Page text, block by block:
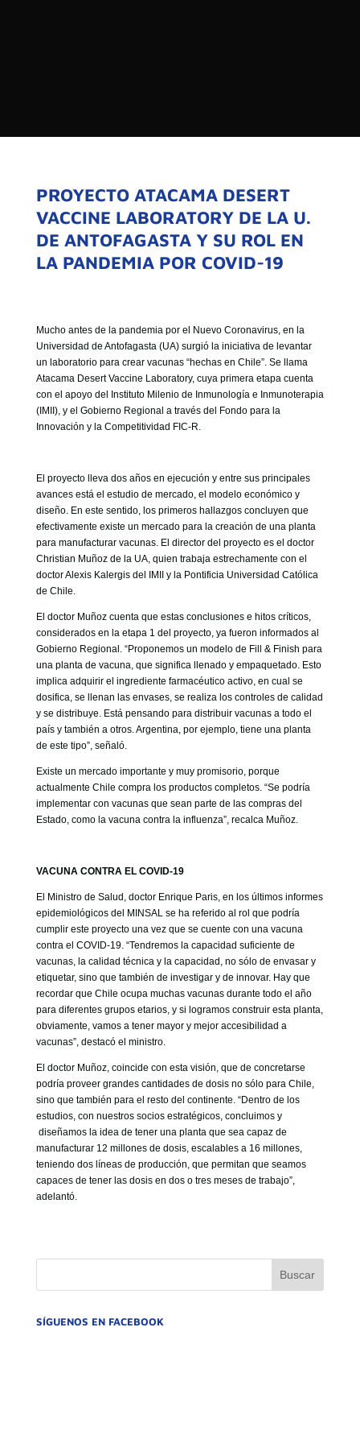
ESTADO DE CHILE
QUIENES SOMOS
MISIÓN
VISIÓN
GOBIERNO CORPORATIVO
NUESTRO EQUIPO
PROYECTO ATACAMA DESERT
VACCINE LABORATORY DE LA U.
DE ANTOFAGASTA Y SU ROL EN
LA PANDEMIA POR COVID-19
Mucho antes de la pandemia por el Nuevo Coronavirus, en la
Universidad de Antofagasta (UA) surgió la iniciativa de levantar
un laboratorio para crear vacunas “hechas en Chile”. Se llama
Atacama Desert Vaccine Laboratory, cuya primera etapa cuenta
con el apoyo del Instituto Milenio de Inmunología e Inmunoterapia
(IMII), y el Gobierno Regional a través del Fondo para la
Innovación y la Competitividad FIC-R.
El proyecto lleva dos años en ejecución y entre sus principales
avances está el estudio de mercado, el modelo económico y
diseño. En este sentido, los primeros hallazgos concluyen que
efectivamente existe un mercado para la creación de una planta
para manufacturar vacunas. El director del proyecto es el doctor
Christian Muñoz de la UA, quien trabaja estrechamente con el
doctor Alexis Kalergis del IMII y la Pontificia Universidad Católica
de Chile.
El doctor Muñoz cuenta que estas conclusiones e hitos críticos,
considerados en la etapa 1 del proyecto, ya fueron informados al
Gobierno Regional. “Proponemos un modelo de Fill & Finish para
una planta de vacuna, que significa llenado y empaquetado. Esto
implica adquirir el ingrediente farmacéutico activo, en cual se
dosifica, se llenan las envases, se realiza los controles de calidad
y se distribuye. Está pensando para distribuir vacunas a todo el
país y también a otros. Argentina, por ejemplo, tiene una planta
de este tipo”, señaló.
Existe un mercado importante y muy promisorio, porque
actualmente Chile compra los productos completos. “Se podría
implementar con vacunas que sean parte de las compras del
Estado, como la vacuna contra la influenza”, recalca Muñoz.
VACUNA CONTRA EL COVID-19
El Ministro de Salud, doctor Enrique Paris, en los últimos informes
epidemiológicos del MINSAL se ha referido al rol que podría
cumplir este proyecto una vez que se cuente con una vacuna
contra el COVID-19. “Tendremos la capacidad suficiente de
vacunas, la calidad técnica y la capacidad, no sólo de envasar y
etiquetar, sino que también de investigar y de innovar. Hay que
recordar que Chile ocupa muchas vacunas durante todo el año
para diferentes grupos etarios, y si logramos construir esta planta,
obviamente, vamos a tener mayor y mejor accesibilidad a
vacunas”, destacó el ministro.
El doctor Muñoz, coincide con esta visión, que de concretarse
podría proveer grandes cantidades de dosis no sólo para Chile,
sino que también para el resto del continente. “Dentro de los
estudios, con nuestros socios estratégicos, concluimos y
diseñamos la idea de tener una planta que sea capaz de
manufacturar 12 millones de dosis, escalables a 16 millones,
teniendo dos líneas de producción, que permitan que seamos
capaces de tener las dosis en dos o tres meses de trabajo”,
adelantó.
SÍGUENOS EN FACEBOOK